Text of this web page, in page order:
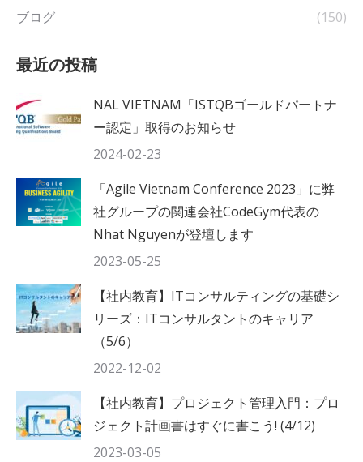
ブログ
(150)
最近の投稿
NAL VIETNAM「ISTQBゴールドパートナ
ー認定」取得のお知らせ
2024-02-23
「Agile Vietnam Conference 2023」に弊
社グループの関連会社CodeGym代表の
Nhat Nguyenが登壇します
2023-05-25
【社内教育】ITコンサルティングの基礎シ
リーズ：ITコンサルタントのキャリア
（5/6）
2022-12-02
【社内教育】プロジェクト管理入門：プロ
ジェクト計画書はすぐに書こう! (4/12)
2023-03-05